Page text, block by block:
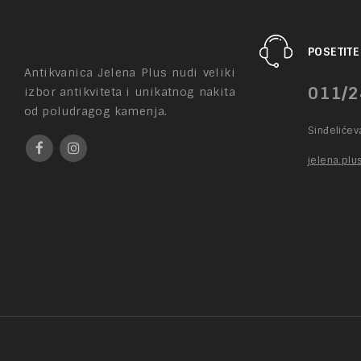
Antikvanica Jelena Plus nudi veliki
izbor antikviteta i unikatnog nakita
od poludragog kamenja.
011/